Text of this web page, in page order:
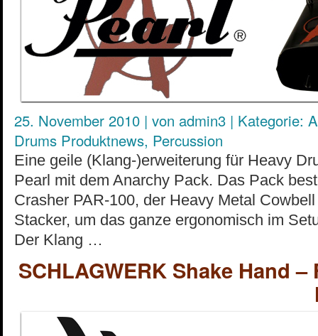
25. November 2010 | von admin3 | Kategorie:
Drums Produktnews, Percussion
Eine geile (Klang-)erweiterung für Heavy
Pearl mit dem Anarchy Pack. Das Pack
Crasher PAR-100, der Heavy Metal
Stacker, um das ganze ergonomisch im
Der Klang …
SCHLAGWERK Shake Hand